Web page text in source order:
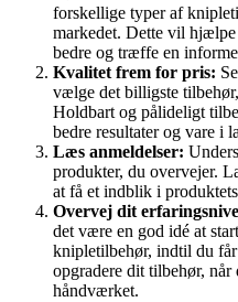
forskellige typer af
markedet. Dette vil
bedre og træffe en
Kvalitet frem for pris:
vælge det billigste
Holdbart og pålideligt
bedre resultater og vare i
Læs anmeldelser:
produkter, du overvejer.
at få et indblik i
Overvej dit
det være en god idé at
knipletilbehør, indtil du
opgradere dit tilbehør,
håndværket.